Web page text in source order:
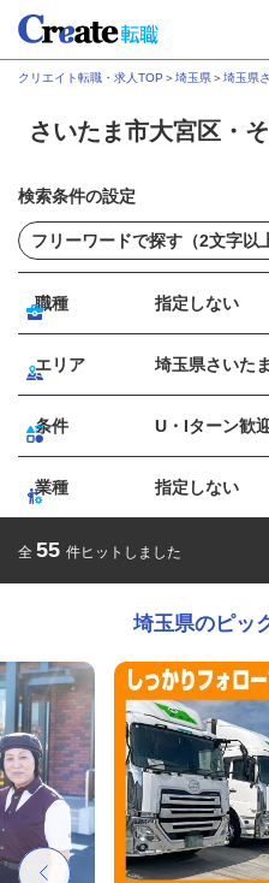
クリエイト転職・求人TOP ＞埼玉県＞埼玉県
さいたま市大宮区・
検索条件の設定
職種 指定しない
エリア 埼玉県さいた
条件 U・Iターン歓
業種 指定しない
全 55 件ヒットしました
埼玉県のピッ